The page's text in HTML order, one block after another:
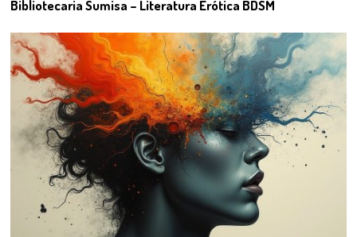
Bibliotecaria Sumisa – Literatura Erótica BDSM